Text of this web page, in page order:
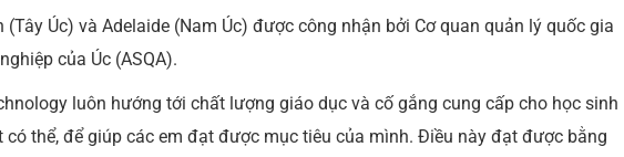
Úc) và Adelaide (Nam Úc) được công nhận bởi Cơ quan quản lý quốc gia
của Úc (ASQA).
luôn hướng tới chất lượng giáo dục và cố gắng cung cấp cho học sinh
thể, để giúp các em đạt được mục tiêu của mình. Điều này đạt được bằng